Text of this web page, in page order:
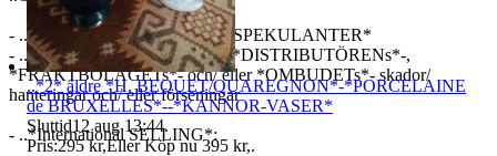
- ..Jag söker enbart s e r i ö s a *SPEKULANTER*
- ..Jag ansvarar tyvärr i n t e för *DISTRIBUTÖRENs*-,
*FRAKTBOLAGETs*- och/ eller *OMBUDETs*- skador/
hanteringar och/ eller förseningar
- ..*International SELLING*:
..*2* äldre *H. BEQUET/QUAREGNON*-*PORCELAINE
de BRUXELLES*--*KANNOR-VASER*
Sluttid12 aug 13:44.
Pris:295 kr,Eller Köp nu 395 kr,.